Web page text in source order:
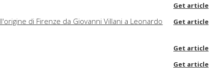
Get article
di Firenze da Giovanni Villani a Leonardo
Get article
Get article
Get article